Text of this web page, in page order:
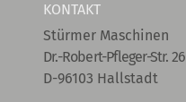
KONTAKT
Stürmer Maschinen
Dr.-Robert-Pfleger-Str. 26
D-96103 Hallstadt